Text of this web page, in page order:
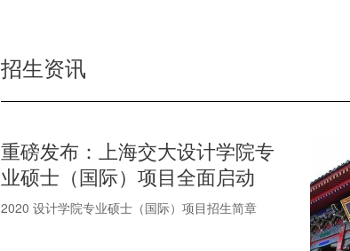
招生资讯
重磅发布：上海交大设计学院专
业硕士（国际）项目全面启动
2020 设计学院专业硕士（国际）项目招生简章